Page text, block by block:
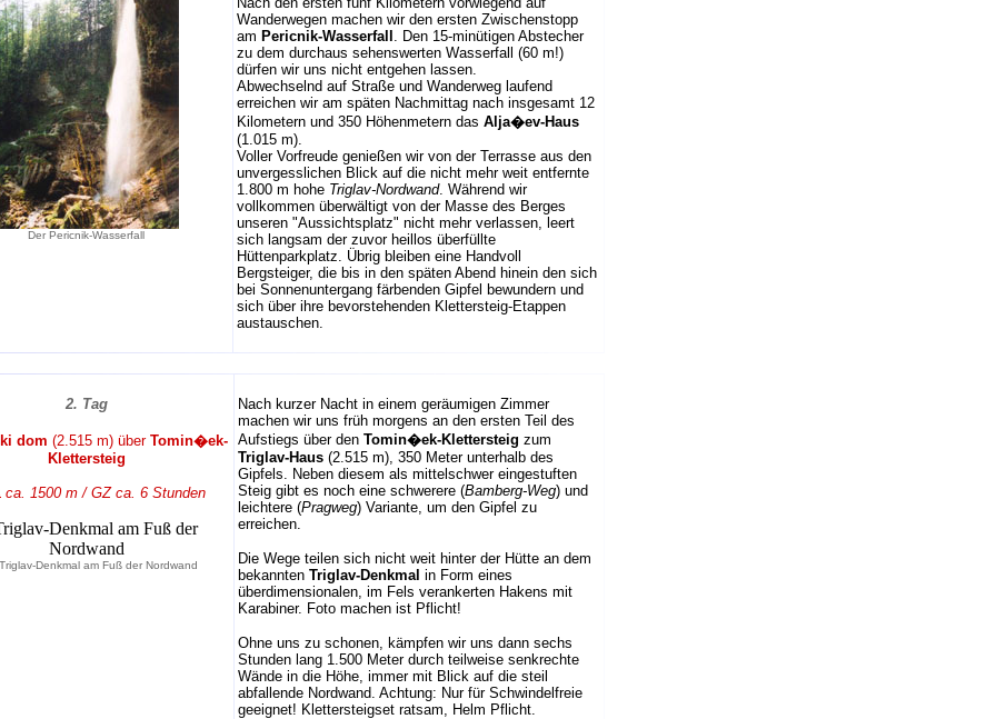
Der Pericnik-Wasserfall
Wanderwegen machen wir den ersten Zwischenstopp
am Pericnik-Wasserfall . Den 15-minütigen Abstecher
zu dem durchaus sehenswerten Wasserfall (60 m!)
dürfen wir uns nicht entgehen lassen.
Abwechselnd auf Straße und Wanderweg laufend
erreichen wir am späten Nachmittag nach insgesamt 12
Kilometern und 350 Höhenmetern das Alja�ev-Haus
(1.015 m).
Voller Vorfreude genießen wir von der Terrasse aus den
unvergesslichen Blick auf die nicht mehr weit entfernte
1.800 m hohe Triglav-Nordwand. Während wir
vollkommen überwältigt von der Masse des Berges
unseren "Aussichtsplatz" nicht mehr verlassen, leert
sich langsam der zuvor heillos überfüllte
Hüttenparkplatz. Übrig bleiben eine Handvoll
Bergsteiger, die bis in den späten Abend hinein den sich
bei Sonnenuntergang färbenden Gipfel bewundern und
sich über ihre bevorstehenden Klettersteig-Etappen
austauschen.
2. Tag
dom (2.515 m) über Tomin�ek-
Klettersteig
ca. 1500 m / GZ ca. 6 Stunden
Denkmal am Fuß der Nordwand
Nach kurzer Nacht in einem geräumigen Zimmer
machen wir uns früh morgens an den ersten Teil des
Aufstiegs über den Tomin�ek-Klettersteig zum
Triglav-Haus (2.515 m), 350 Meter unterhalb des
Gipfels. Neben diesem als mittelschwer eingestuften
Steig gibt es noch eine schwerere (Bamberg-Weg) und
leichtere (Pragweg) Variante, um den Gipfel zu
erreichen.
Die Wege teilen sich nicht weit hinter der Hütte an dem
bekannten Triglav-Denkmal in Form eines
überdimensionalen, im Fels verankerten Hakens mit
Karabiner. Foto machen ist Pflicht!
Ohne uns zu schonen, kämpfen wir uns dann sechs
Stunden lang 1.500 Meter durch teilweise senkrechte
Wände in die Höhe, immer mit Blick auf die steil
abfallende Nordwand. Achtung: Nur für Schwindelfreie
geeignet! Klettersteigset ratsam, Helm Pflicht.